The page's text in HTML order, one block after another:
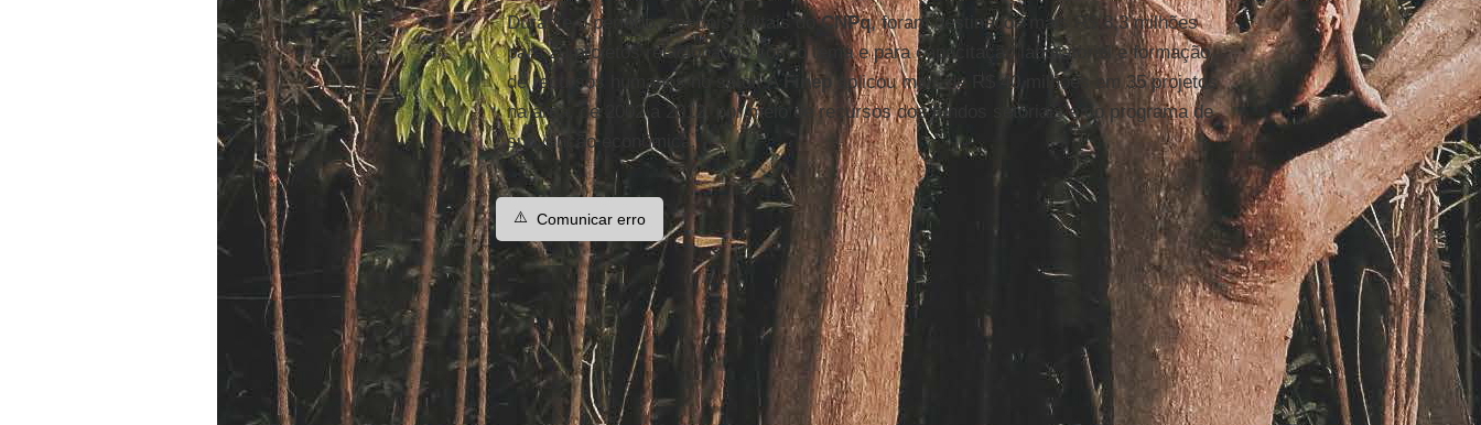
Durante o período, em dois editais doCNPq, foram destinados mais R$ 8,3 milhões
para 20 projetos relacionados com o tema e para capacitação laboratorial e formação
de recursos humanos no setor. A Finep aplicou mais de R$ 40 milhões em 35 projetos
na área, de 2002 a 2012, por meio de recursos dos fundos setoriais e do programa de
subvenção econômica.
⚠️ Comunicar erro